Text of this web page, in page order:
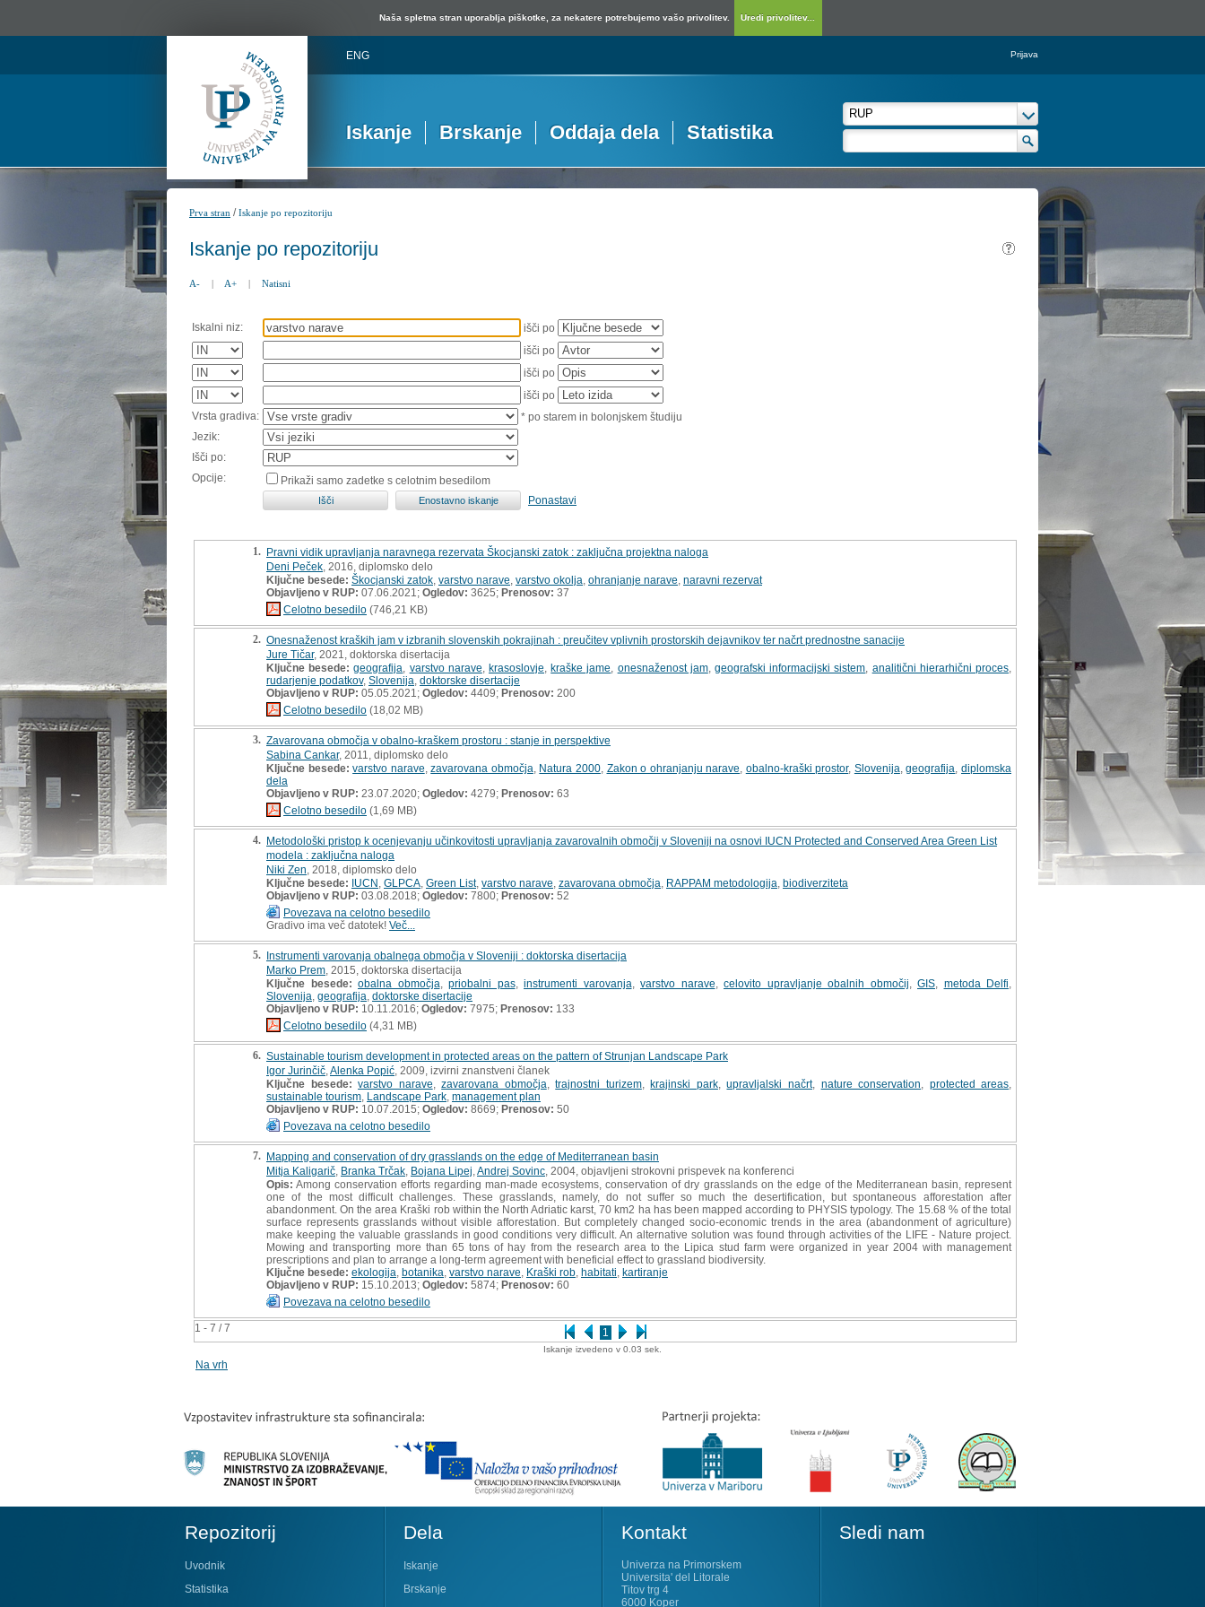
Naša spletna stran uporablja piškotke, za nekatere potrebujemo vašo privolitev. Uredi privolitev...
ENG Prijava
Iskanje Brskanje Oddaja dela Statistika
Prva stran /Iskanje po repozitoriju
Iskanje po repozitoriju
A- | A+ | Natisni
Iskalni niz:
išči po
išči po
išči po
išči po
Vrsta gradiva:
* po starem in bolonjskem študiju
Jezik:
Išči po:
Opcije:
Prikaži samo zadetke s celotnim besedilom
Ponastavi
1 - 7 / 7 1
1. Pravni vidik upravljanja naravnega rezervata Škocjanski zatok : zaključna projektna naloga
Deni Peček , 2016, diplomsko delo
Ključne besede: Škocjanski zatok varstvo narave varstvo okolja ohranjanje narave naravni rezervat
Objavljeno v RUP: 07.06.2021; Ogledov: 3625; Prenosov: 37
Celotno besedilo (746,21 KB)
2. Onesnaženost kraških jam v izbranih slovenskih pokrajinah : preučitev vplivnih prostorskih dejavnikov ter načrt prednostne sanacije
Jure Tičar, 2021, doktorska disertacija
Ključne besede: geografija varstvo narave ,krasoslovje ,kraške jame onesnaženost jam,geografski informacijski sistem analitični hierarhični proces
rudarjenje podatkov, Slovenija doktorske disertacije
Objavljeno v RUP: 05.05.2021; Ogledov: 4409; Prenosov: 200
Celotno besedilo (18,02 MB)
3. Zavarovana območja v obalno-kraškem prostoru : stanje in perspektive
Sabina Cankar, 2011, diplomsko delo
Ključne besede: varstvo narave ,zavarovana območja Natura 2000, Zakon o ohranjanju narave obalno-kraški prostor, Slovenija ,geografija diplomska
dela
Objavljeno v RUP: 23.07.2020; Ogledov: 4279; Prenosov: 63
Celotno besedilo (1,69 MB)
4. Metodološki pristop k ocenjevanju učinkovitosti upravljanja zavarovalnih območij v Sloveniji na osnovi IUCN Protected and Conserved Area Green List
modela : zaključna naloga
Niki Zen , 2018, diplomsko delo
Ključne besede: IUCN GLPCA Green List, varstvo narave zavarovana območja RAPPAM metodologija biodiverziteta
Objavljeno v RUP: 03.08.2018; Ogledov: 7800; Prenosov: 52
Povezava na celotno besedilo
Gradivo ima več datotek! Več...
5. Instrumenti varovanja obalnega območja v Sloveniji : doktorska disertacija
Marko Prem , 2015, doktorska disertacija
Ključne besede: obalna območja priobalni pas, instrumenti varovanja varstvo narave celovito upravljanje obalnih območij GIS metoda Delfi
Slovenija geografija doktorske disertacije
Objavljeno v RUP: 10.11.2016; Ogledov: 7975; Prenosov: 133
Celotno besedilo (4,31 MB)
6. Sustainable tourism development in protected areas on the pattern of Strunjan Landscape Park
Igor Jurinčič Alenka Popić , 2009, izvirni znanstveni članek
Ključne besede: varstvo narave ,zavarovana območja ,trajnostni turizem,krajinski park,upravljalski načrt, nature conservation protected areas
sustainable tourism Landscape Park management plan
Objavljeno v RUP: 10.07.2015; Ogledov: 8669; Prenosov: 50
Povezava na celotno besedilo
7. Mapping and conservation of dry grasslands on the edge of Mediterranean basin
Mitja Kaligarič Branka Trčak Bojana Lipej Andrej Sovinc , 2004, objavljeni strokovni prispevek na konferenci
Opis: Among conservation efforts regarding man-made ecosystems, conservation of dry grasslands on the edge of the Mediterranean basin, represent
one of the most difficult challenges. These grasslands, namely, do not suffer so much the desertification, but spontaneous afforestation after
abandonment. On the area Kraški rob within the North Adriatic karst, 70 km2 ha has been mapped according to PHYSIS typology. The 15.68 % of the total
surface represents grasslands without visible afforestation. But completely changed socio-economic trends in the area (abandonment of agriculture)
make keeping the valuable grasslands in good conditions very difficult. An alternative solution was found through activities of the LIFE - Nature project.
Mowing and transporting more than 65 tons of hay from the research area to the Lipica stud farm were organized in year 2004 with management
prescriptions and plan to arrange a long-term agreement with beneficial effect to grassland biodiversity.
Ključne besede: ekologija botanika varstvo narave Kraški rob habitati kartiranje
Objavljeno v RUP: 15.10.2013; Ogledov: 5874; Prenosov: 60
Povezava na celotno besedilo
Iskanje izvedeno v 0.03 sek.
Na vrh
Repozitorij
Uvodnik
Statistika
Dela
Iskanje
Brskanje
Kontakt
Univerza na Primorskem
Universita' del Litorale
Titov trg 4
6000 Koper
Sledi nam